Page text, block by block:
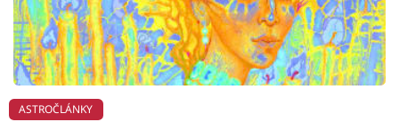
ASTROČLÁNKY